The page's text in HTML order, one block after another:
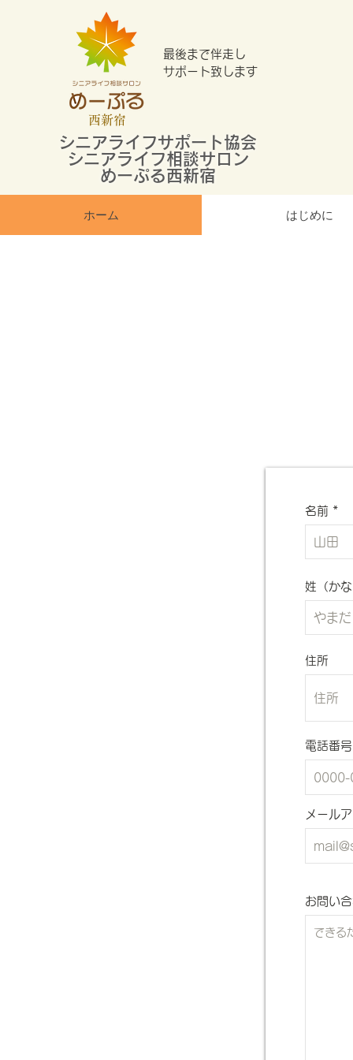
西新宿
シニアライフサポート協会
シニアライフ相談サロン
めーぷる西新宿
最後まで伴走し
​サポート致します
ホーム はじめに
名前
姓（か
住所
電話番号
メール
お問い